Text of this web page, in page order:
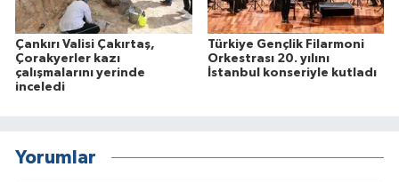
Çankırı Valisi Çakırtaş,
Çorakyerler kazı
çalışmalarını yerinde
inceledi
Türkiye Gençlik Filarmoni
Orkestrası 20. yılını
İstanbul konseriyle kutladı
Yorumlar